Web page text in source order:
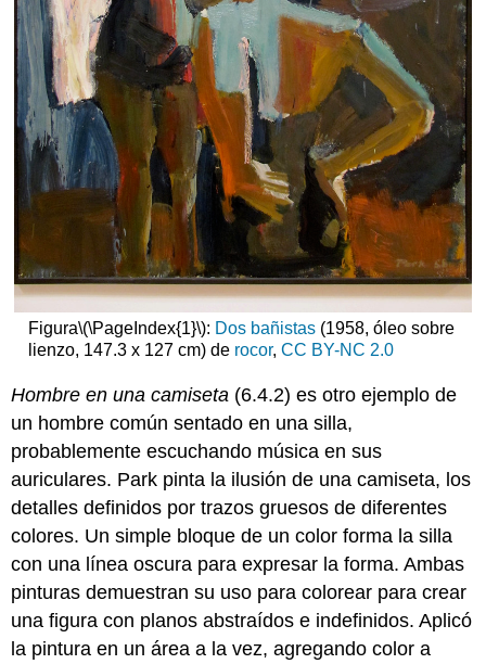
Figura\(\PageIndex{1}\): Dos bañistas(1958, óleo sobre
lienzo, 147.3 x 127 cm) de rocor, CC BY-NC 2.0
Hombre en una camiseta (6.4.2) es otro ejemplo de
un hombre común sentado en una silla,
probablemente escuchando música en sus
auriculares. Park pinta la ilusión de una camiseta, los
detalles definidos por trazos gruesos de diferentes
colores. Un simple bloque de un color forma la silla
con una línea oscura para expresar la forma. Ambas
pinturas demuestran su uso para colorear para crear
una figura con planos abstraídos e indefinidos. Aplicó
la pintura en un área a la vez, agregando color a